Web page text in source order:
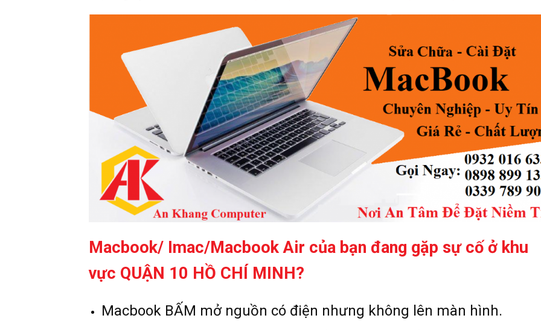
Macbook/ Imac/Macbook Air của bạn đang gặp sự cố ở khu
vực QUẬN 10 HỒ CHÍ MINH?
Macbook BẤM mở nguồn có điện nhưng không lên màn hình.